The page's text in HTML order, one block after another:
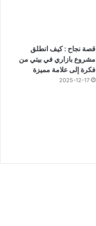
قصة نجاح : كيف انطلق
مشروع بازاري في بيتي من
فكرة إلى علامة مميزة
2025-12-17